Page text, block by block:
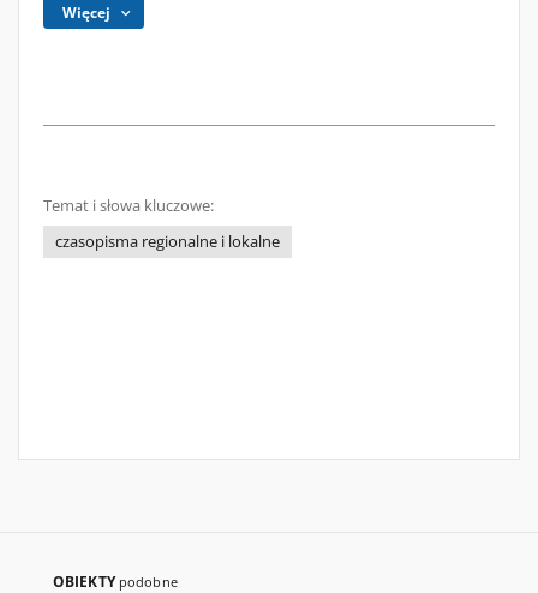
Więcej
Temat i słowa kluczowe:
czasopisma regionalne i lokalne
OBIEKTY podobne